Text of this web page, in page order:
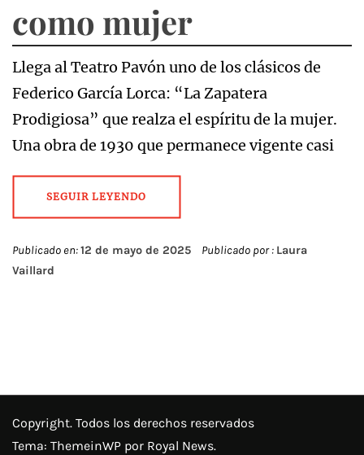
como mujer
Llega al Teatro Pavón uno de los clásicos de
Federico García Lorca: “La Zapatera
Prodigiosa” que realza el espíritu de la mujer.
Una obra de 1930 que permanece vigente casi
SEGUIR LEYENDO
Publicado en:12 de mayo de 2025 Publicado por : Laura
Vaillard
Copyright. Todos los derechos reservados
Tema: ThemeinWP por Royal News.